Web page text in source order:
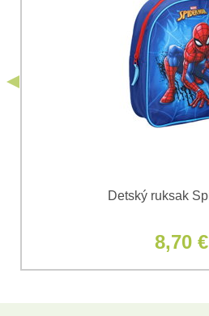
odoslania formulára. Oboznámil som
Ochrany osobných
Detský ruksak
8,70 €